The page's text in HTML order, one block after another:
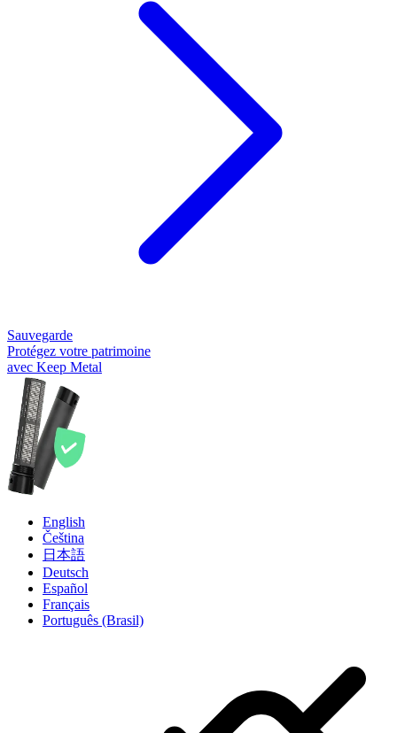
Sauvegarde
Protégez votre patrimoine
avec Keep Metal
English
Čeština
日本語
Deutsch
Español
Français
Português (Brasil)